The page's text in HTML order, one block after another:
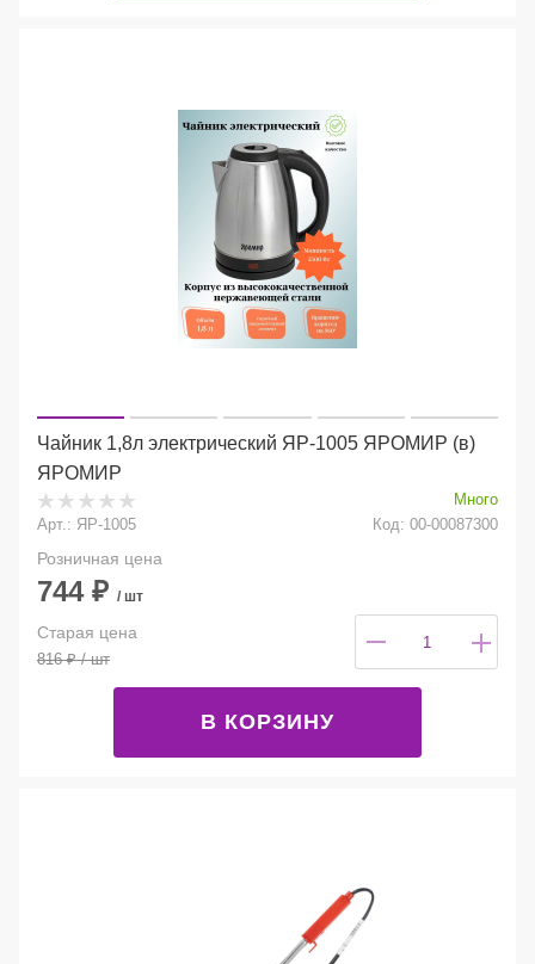
Чайник 1,8л электрический ЯР-1005 ЯРОМИР (в)
ЯРОМИР
Много
Арт.: ЯР-1005
Код: 00-00087300
Розничная цена
744₽ / шт
Старая цена
816₽/ шт
В КОРЗИНУ